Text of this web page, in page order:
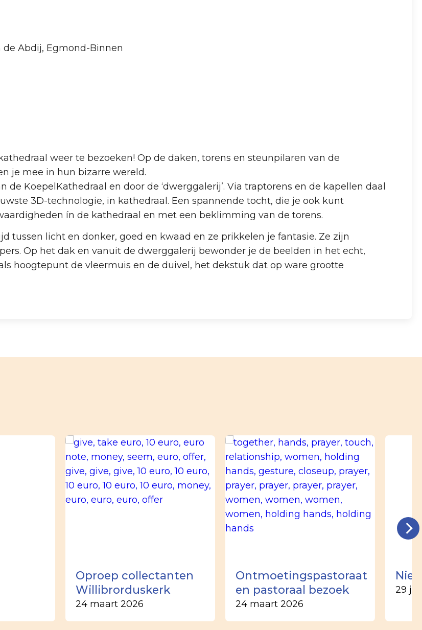
de Abdij, Egmond-Binnen
weer te bezoeken! Op de daken, torens en steunpilaren van de
je mee in hun bizarre wereld.
KoepelKathedraal en door de ‘dwerggalerij’. Via traptorens en de kapellen daal
3D-technologie, in kathedraal. Een spannende tocht, die je ook kunt
ín de kathedraal en met een beklimming van de torens.
tussen licht en donker, goed en kwaad en ze prikkelen je fantasie. Ze zijn
Op het dak en vanuit de dwerggalerij bewonder je de beelden in het echt,
hoogtepunt de vleermuis en de duivel, het dekstuk dat op ware grootte
Oproep collectanten
Willibrorduskerk
24 maart 2026
Ontmoetingspastoraat
en pastoraal bezoek
24 maart 2026
29